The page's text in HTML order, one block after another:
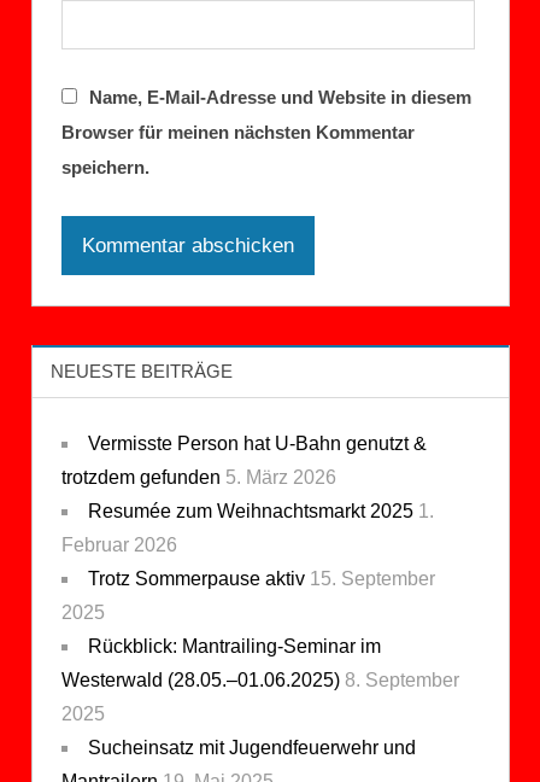
Name, E-Mail-Adresse und Website in diesem
Browser für meinen nächsten Kommentar
speichern.
NEUESTE BEITRÄGE
Vermisste Person hat U-Bahn genutzt &
trotzdem gefunden 5. März 2026
Resumée zum Weihnachtsmarkt 2025 1.
Februar 2026
Trotz Sommerpause aktiv 15. September
2025
Rückblick: Mantrailing-Seminar im
Westerwald (28.05.–01.06.2025) 8. September
2025
Sucheinsatz mit Jugendfeuerwehr und